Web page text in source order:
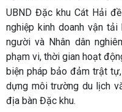
UBND Đặc khu Cát Hải
nghiệp kinh doanh vận
người và Nhân dân
phạm vi, thời gian hoạt
biện pháp bảo đảm trật
dựng môi trường du lịch
địa bàn Đặc khu.